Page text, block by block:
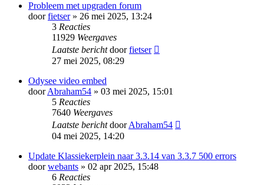
Probleem met upgraden forum
doorfietser» 26 mei 2025, 13:24
3 Reacties
11929 Weergaves
Laatste berichtdoorfietser
27 mei 2025, 08:29
Odysee video embed
doorAbraham54 » 03 mei 2025, 15:01
5 Reacties
7640 Weergaves
Laatste berichtdoorAbraham54
04 mei 2025, 14:20
Update Klassiekerplein naar 3.3.14 van 3.3.7 500 errors
doorwebants » 02 apr 2025, 15:48
6 Reacties